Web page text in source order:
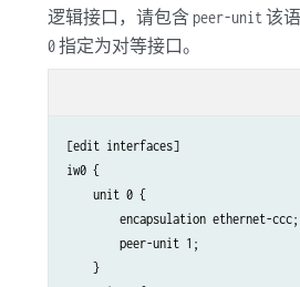
逻辑接口，请包含peer-unit该
0指定为对等接口。
[edit interfaces]
iw0 {
    unit 0 {
        encapsulation ethernet-ccc;
        peer-unit 1;
    }